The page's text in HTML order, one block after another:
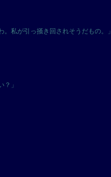
私が引っ掻き回されそうだもの。」
？」